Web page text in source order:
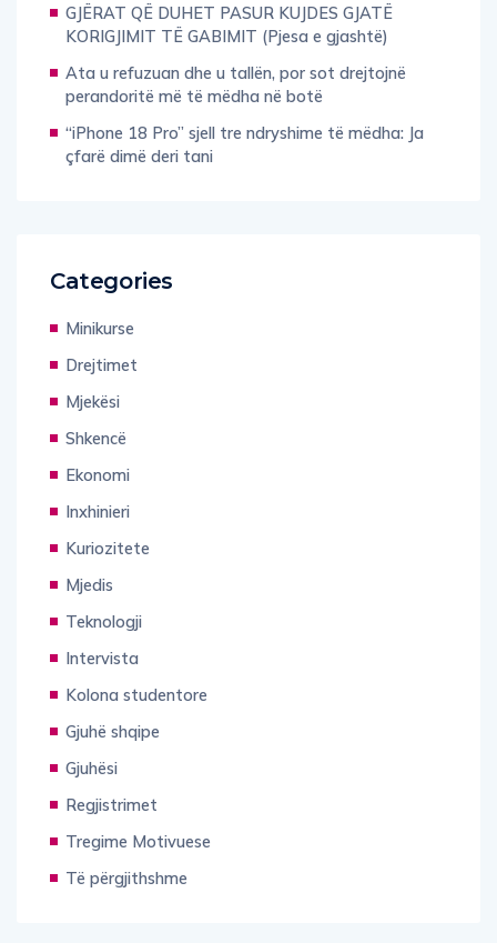
GJËRAT QË DUHET PASUR KUJDES GJATË
KORIGJIMIT TË GABIMIT (Pjesa e gjashtë)
Ata u refuzuan dhe u tallën, por sot drejtojnë
perandoritë më të mëdha në botë
“iPhone 18 Pro” sjell tre ndryshime të mëdha: Ja
çfarë dimë deri tani
Categories
Minikurse
Drejtimet
Mjekësi
Shkencë
Ekonomi
Inxhinieri
Kuriozitete
Mjedis
Teknologji
Intervista
Kolona studentore
Gjuhë shqipe
Gjuhësi
Regjistrimet
Tregime Motivuese
Të përgjithshme